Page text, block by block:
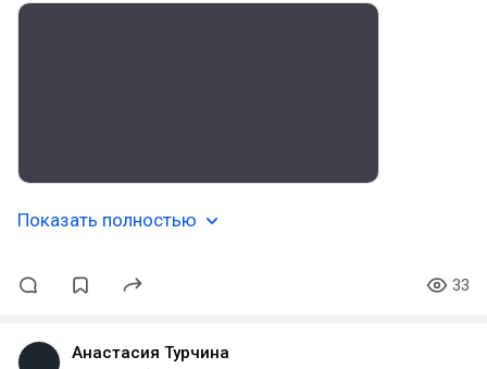
Показать полностью
33
Анастасия Турчина